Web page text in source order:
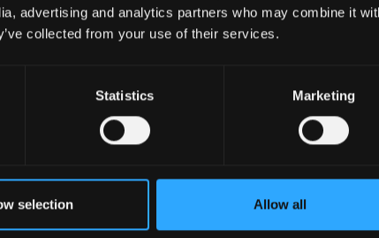
advertising and analytics partners who may combine it
collected from your use of their services.
Statistics Marketing
selection Allow all
EN SAVOIR PLUS